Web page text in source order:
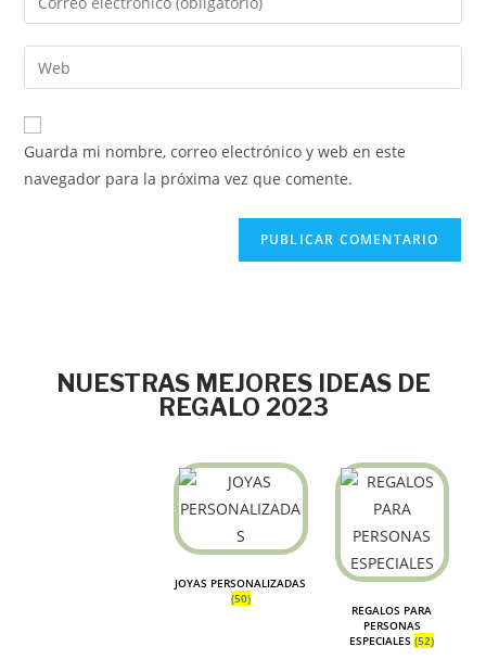
Guarda mi nombre, correo electrónico y web en este
navegador para la próxima vez que comente.
NUESTRAS MEJORES IDEAS DE
REGALO 2023
JOYAS PERSONALIZADAS
(50)
REGALOS PARA
PERSONAS
ESPECIALES(52)